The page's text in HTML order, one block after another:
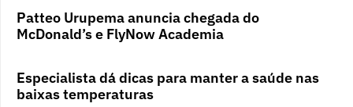
Patteo Urupema anuncia chegada do
McDonald’s e FlyNow Academia
Especialista dá dicas para manter a saúde nas
baixas temperaturas